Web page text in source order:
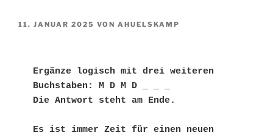
VERÖFFENTLICHT
11. JANUAR 2025 VON AHUELSKAMP
Ergänze logisch mit drei weiteren
Buchstaben: M D M D _ _ _
Die Antwort steht am Ende.
Es ist immer Zeit für einen neuen